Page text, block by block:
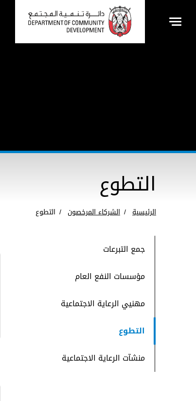
التطوع
الرئيسية الشركاء المرخصون التطوع
جمع التبرعات
مؤسسات النفع العام
مهنيي الرعاية الاجتماعية
التطوع
منشآت الرعاية الاجتماعية